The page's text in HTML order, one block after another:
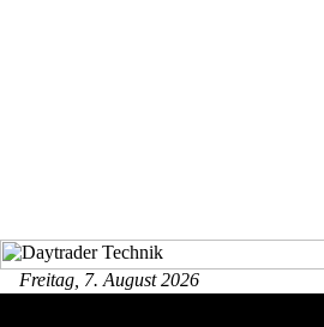
Freitag, 7. August 2026